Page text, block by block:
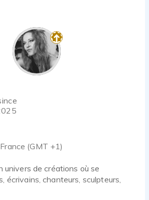
(GMT +1)
univers de créations où se
écrivains, chanteurs, sculpteurs,